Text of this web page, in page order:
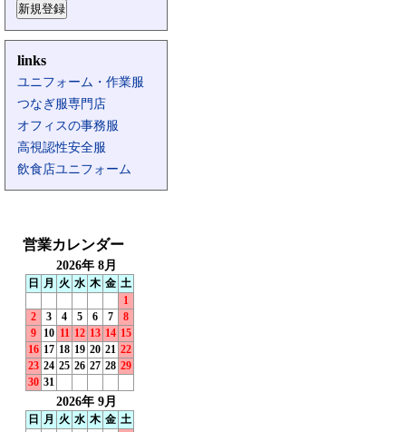
links
ユニフォーム・作業服
つなぎ服専門店
オフィスの事務服
高視認性安全服
飲食店ユニフォーム